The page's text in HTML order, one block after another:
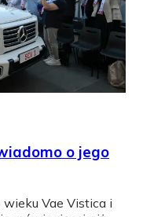
o jego
Vae Vistica i